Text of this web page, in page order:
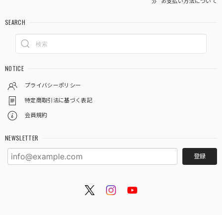
SEARCH
NOTICE
プライバシーポリシー
特定商取引法に基づく表記
会員規約
NEWSLETTER
登録